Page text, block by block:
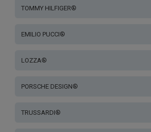
TOMMY HILFIGER®
EMILIO PUCCI®
LOZZA®
PORSCHE DESIGN®
TRUSSARDI®